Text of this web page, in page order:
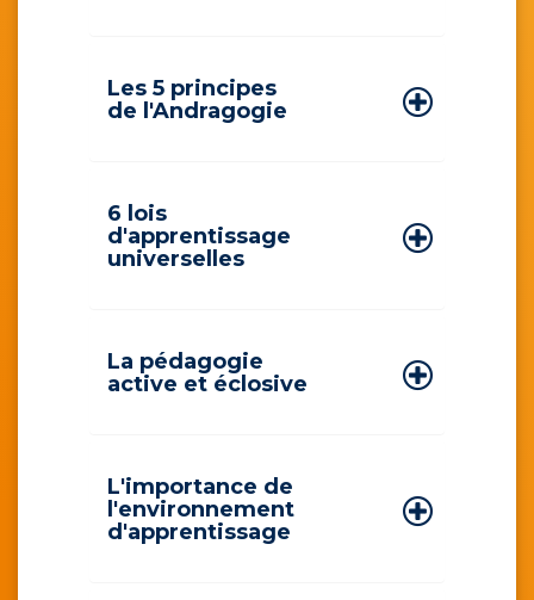
Les 5 principes
de l'Andragogie
6 lois
d'apprentissage
universelles
La pédagogie
active et éclosive
L'importance de
l'environnement
d'apprentissage